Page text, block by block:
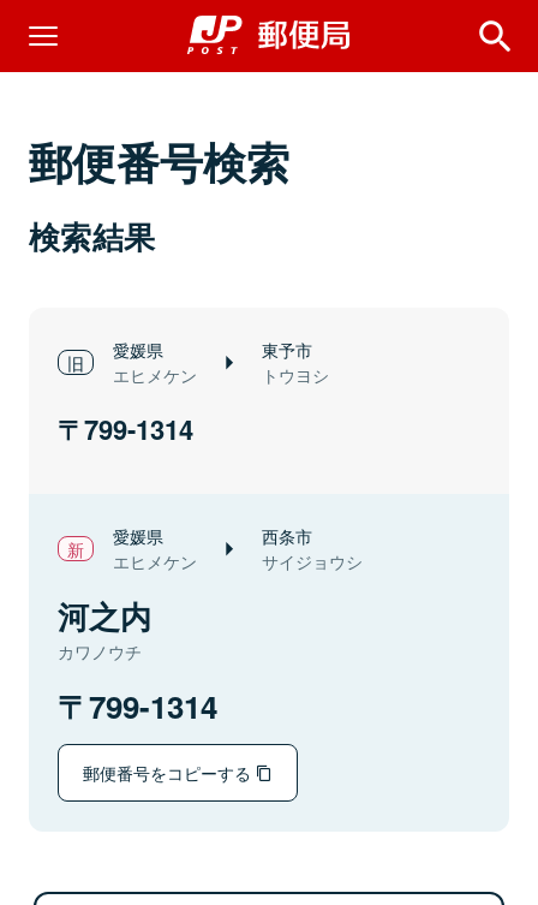
郵便番号検索
検索結果
愛媛県
エヒメケン
東予市
トウヨシ
799-1314
愛媛県
エヒメケン
西条市
サイジョウシ
河之内
カワノウチ
799-1314
郵便番号をコピーする